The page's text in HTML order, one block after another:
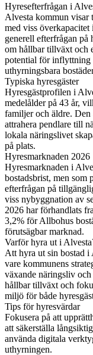
Hyresefterfrågan i
Alvesta kommun visar
med viss överkapacitet
generell efterfrågan på
om hållbar tillväxt och
potential för inflyttning
uthyrningsbara
Typiska hyresgäster
Hyresgästprofilen i
medelålder på 43 år,
familjer och äldre. Den
attrahera pendlare till
lokala näringslivet
på plats.
Hyresmarknaden 2026
Hyresmarknaden i
bostadsbrist, men som
efterfrågan på
viss nybyggnation av
2026 har förhandlats
3,2% för Allbohus
förutsägbar marknad.
Varför hyra ut i
Att hyra ut sin bostad i
vare kommunens
växande näringsliv
hållbar tillväxt och
miljö för både
Tips för hyresvärdar
Fokusera på att
att säkerställa
använda digitala
uthyrningen.